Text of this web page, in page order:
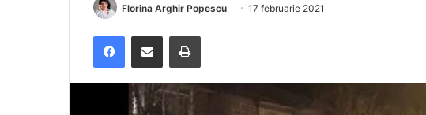
Florina Arghir Popescu 17 februarie 2021
FacebookDistribuie prin e-mail Imprimare